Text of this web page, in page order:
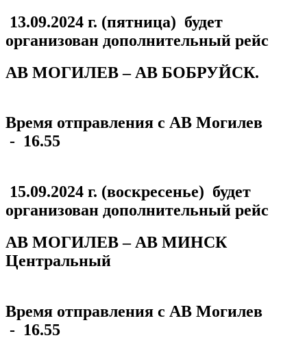
13.09.2024 г. (пятница) будет
организован дополнительный рейс
АВ МОГИЛЕВ – АВ БОБРУЙСК.
Время отправления с АВ Могилев
- 16.55
15.09.2024 г. (воскресенье) будет
организован дополнительный рейс
АВ МОГИЛЕВ – АВ МИНСК
Центральный
Время отправления с АВ Могилев
- 16.55